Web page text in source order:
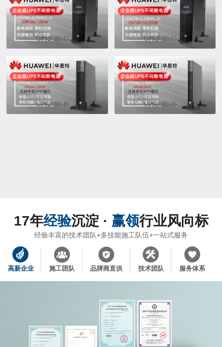
UPS2000-G-...... UPS2000-G-......
UPS2000-H-...... UPS2000-H-......
17年经验沉淀 · 赢领行业风向标
经验丰富的技术团队+多技能施工队伍+一站式服务
高新企业 施工团队 品牌商直供 技术团队 服务体系